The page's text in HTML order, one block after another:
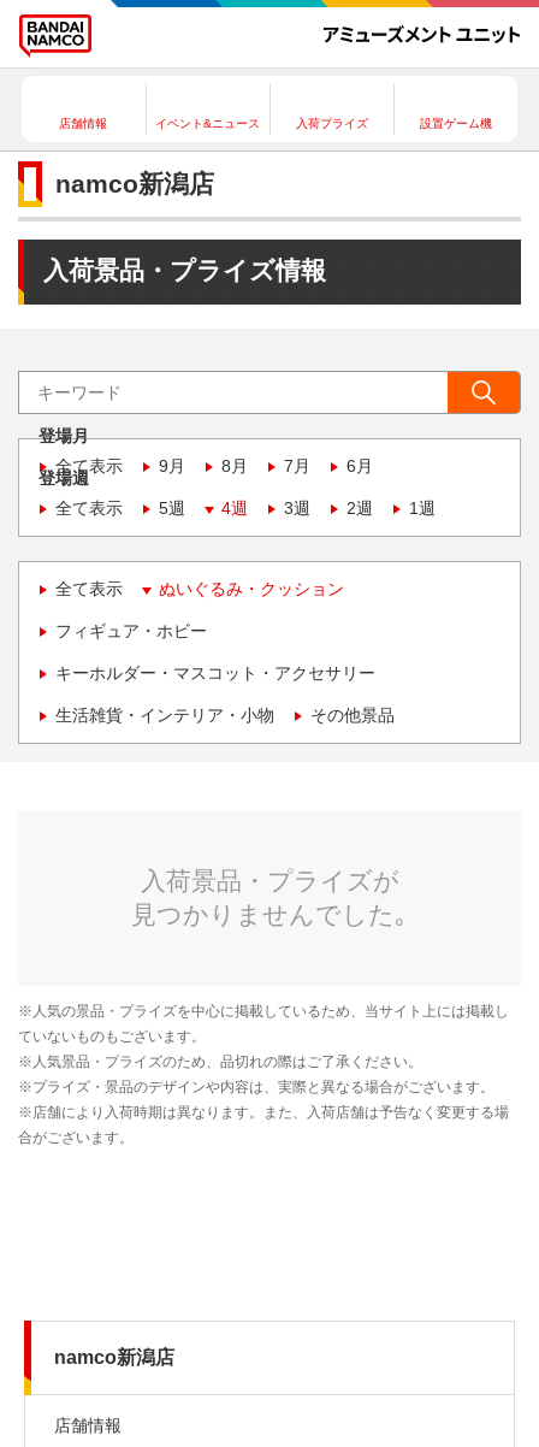
店舗情報 イベント&ニュース 入荷プライズ 設置ゲーム機
namco新潟店
入荷景品・プライズ情報
登場月
全て表示
9月 8月 7月 6月
登場週
全て表示
5週 4週 3週 2週 1週
全て表示 ぬいぐるみ・クッション
フィギュア・ホビー
キーホルダー・マスコット・アクセサリー
生活雑貨・インテリア・小物 その他景品
namco新潟店
店舗情報